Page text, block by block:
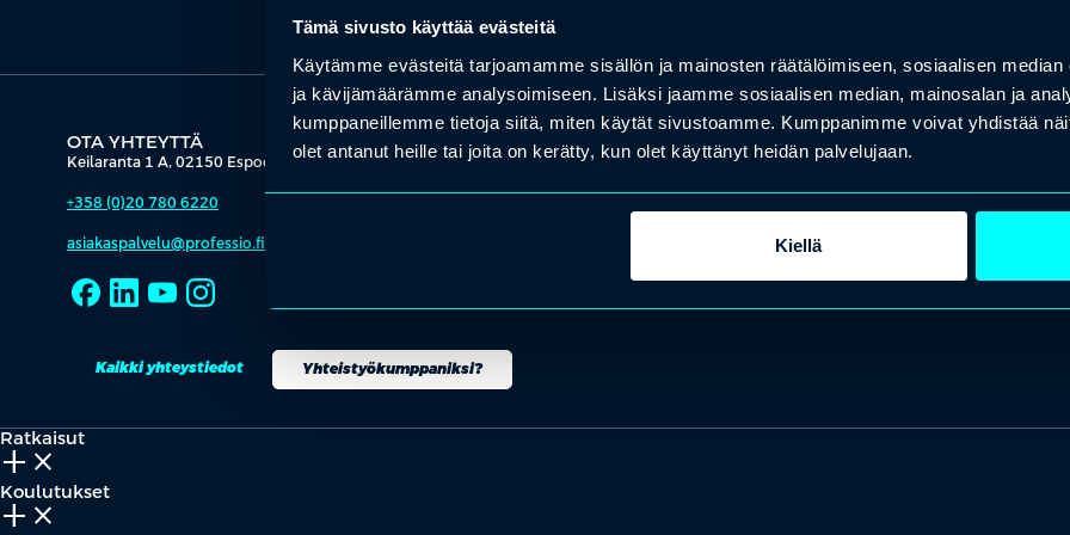
Tämä sivusto käyttää evästeitä
Käytämme evästeitä tarjoamamme sisällön ja mainosten räätälöimiseen, sosiaalisen
ja kävijämäärämme analysoimiseen. Lisäksi jaamme sosiaalisen median, mainosalan ja
kumppaneillemme tietoja siitä, miten käytät sivustoamme. Kumppanimme voivat yhdistää
olet antanut heille tai joita on kerätty, kun olet käyttänyt heidän palvelujaan.
Kiellä
OTA YHTEYTTÄ
Keilaranta 1 A, 02150 Espoo
+358 (0)20 780 6220
asiakaspalvelu@professio.fi
Kaikki yhteystiedot Yhteistyökumppaniksi?
Ratkaisut
add_2 close
Koulutukset
add_2 close